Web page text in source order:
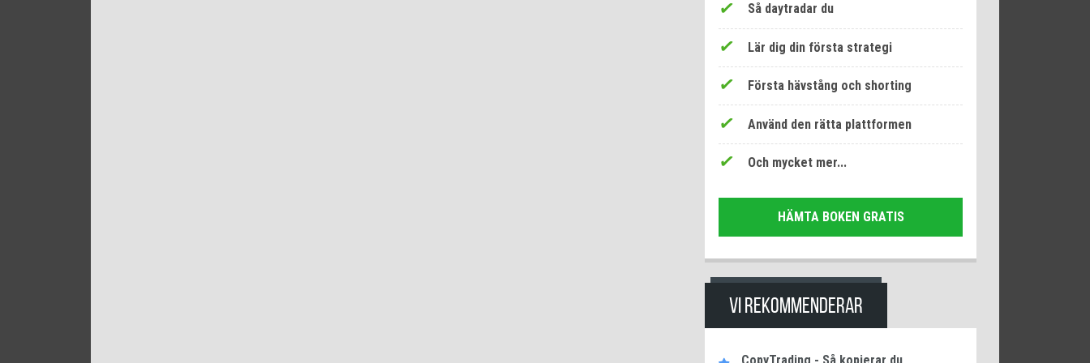
Så daytradar du
Lär dig din första strategi
Första hävstång och shorting
Använd den rätta plattformen
Och mycket mer...
HÄMTA BOKEN GRATIS
VI REKOMMENDERAR